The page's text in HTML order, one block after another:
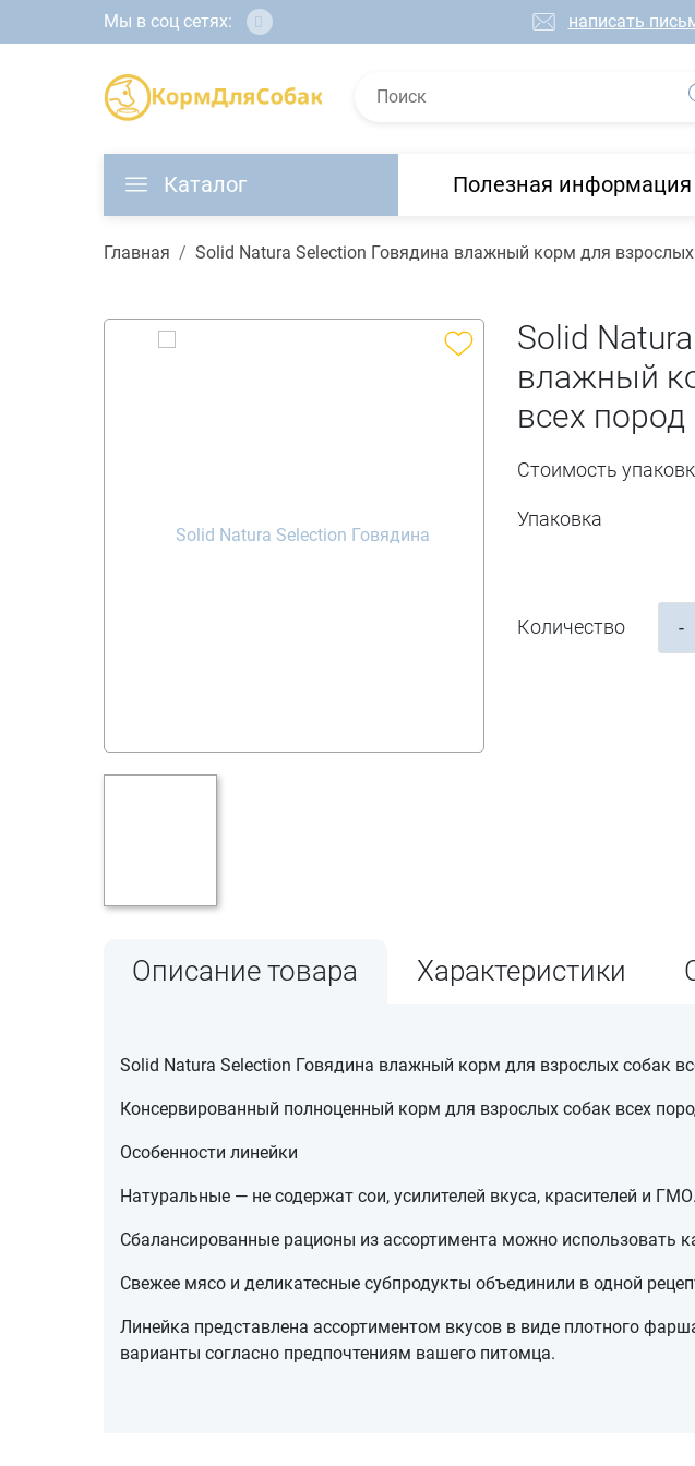
Мы в соц сетях: написать
Каталог Полезная информация
Главная Solid Natura Selection Говядина влажный корм для взрослых
Solid
влажный
всех пород
Стоимость
Упаковка
Количество -
Описание товара Характеристики
Solid Natura Selection Говядина влажный корм для взрослых собак
Консервированный полноценный корм для взрослых собак всех
Особенности линейки
Натуральные — не содержат сои, усилителей вкуса, красителей и ГМО.
Сбалансированные рационы из ассортимента можно использовать
Свежее мясо и деликатесные субпродукты объединили в одной
Линейка представлена ассортиментом вкусов в виде плотного
варианты согласно предпочтениям вашего питомца.